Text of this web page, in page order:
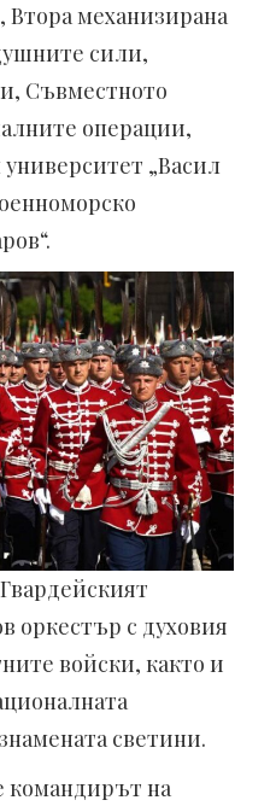
механизирана
сили,
Съвместното
операции,
„Васил
оркестър с духовия
войски, както и
светини.
командирът на